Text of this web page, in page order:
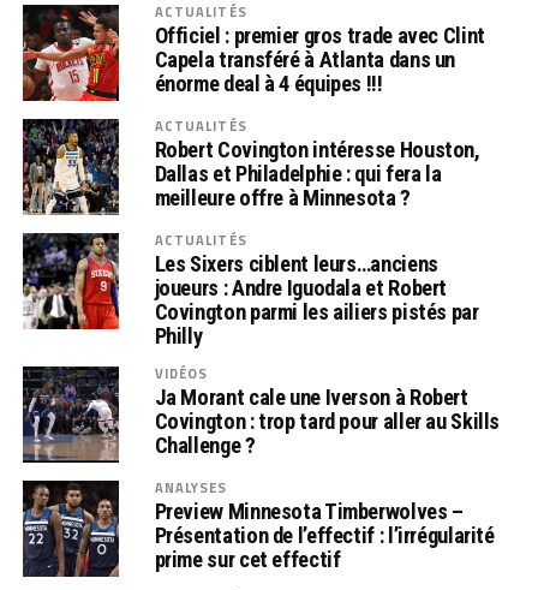
ACTUALITÉS
Officiel : premier gros trade avec Clint
Capela transféré à Atlanta dans un
énorme deal à 4 équipes !!!
ACTUALITÉS
Robert Covington intéresse Houston,
Dallas et Philadelphie : qui fera la
meilleure offre à Minnesota ?
ACTUALITÉS
Les Sixers ciblent leurs…anciens
joueurs : Andre Iguodala et Robert
Covington parmi les ailiers pistés par
Philly
VIDÉOS
Ja Morant cale une Iverson à Robert
Covington : trop tard pour aller au Skills
Challenge ?
ANALYSES
Preview Minnesota Timberwolves –
Présentation de l’effectif : l’irrégularité
prime sur cet effectif